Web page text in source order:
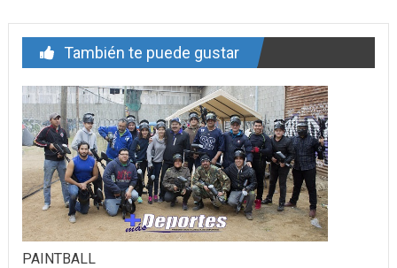
También te puede gustar
PAINTBALL